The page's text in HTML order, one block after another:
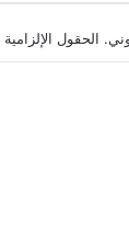
الحقول